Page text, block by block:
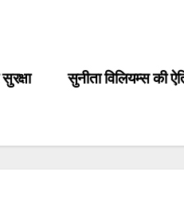
सुनीता विलियम्स की